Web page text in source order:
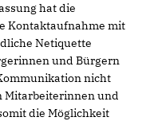
hat die
Kontaktaufnahme mit
Netiquette
und Bürgern
nicht
Mitarbeiterinnen und
die Möglichkeit